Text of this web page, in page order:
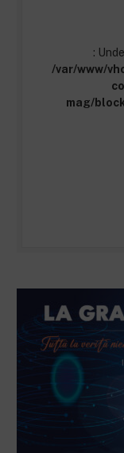
:
/var/www/
mag/